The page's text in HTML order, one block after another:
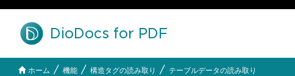
DioDocs for PDF
ホーム / 機能 / 構造タグの読み取り / テーブルデータの読み取り